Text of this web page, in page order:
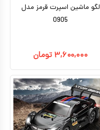
لگو ماشین اسپرت قرمز مدل
0905
۳,۶۰۰,۰۰۰ تومان